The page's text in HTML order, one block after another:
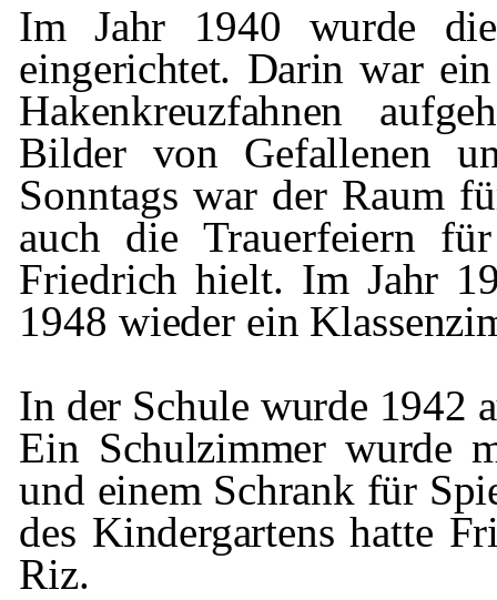
Im Jahr 1940 wurde
eingerichtet. Darinwar
Hakenkreuzfahnen
Bilder von Gefallenen
Sonntags war der Raum
auch die Trauerfeiern
Friedrich hielt. Im Jahr
1948 wieder ein Klassen­
In der Schule wurde 1942
Ein Schul­zimmer wurde
und einem Schrank für
des Kindergartens hatte
Riz.